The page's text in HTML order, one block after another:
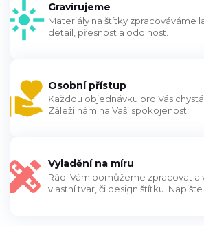
Gravírujeme
Materiály na štítky zpracováváme
detail, přesnost a odolnost.
Osobní přístup
Každou objednávku pro Vás
Záleží nám na Vaší spokojenosti.
Vyladění na míru
Rádi Vám pomůžeme zpracovat a
vlastní tvar, či design štítku. Napište